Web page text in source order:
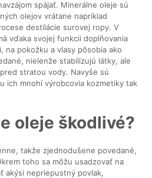
spájať. Minerálne oleje sú
olejov vrátane napríklad
destilácie surovej ropy. V
vďaka svojej funkcii doplňovania
na pokožku a vlasy pôsobia ako
nielenže stabilizujú látky, ale
stratou vody. Navyše sú
ich mnohí výrobcovia kozmetiky tak
oleje škodlivé?
takže zjednodušene povedané,
toho sa môžu usadzovať na
akýsi nepriepustný povlak,